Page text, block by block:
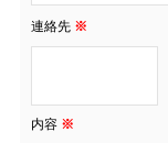
連絡先 ※
内容 ※